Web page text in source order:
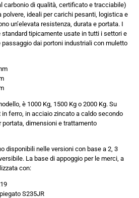
carbonio di qualità, certificato e tracciabile)
polvere, ideali per carichi pesanti, logistica e
un’elevata resistenza, durata e portata. I
tipicamente usate in tutti i settori e
dai portoni industriali con muletto
è 1000 Kg, 1500 Kg o 2000 Kg. Su
ferro, in acciaio zincato a caldo secondo
dimensioni e trattamento
disponibili nelle versioni con base a 2, 3
La base di appoggio per le merci, a
con:
S235JR